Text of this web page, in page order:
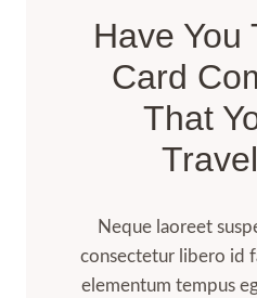
Have You
Card
That
Neque laoreet
consectetur libero id
elementum tempus